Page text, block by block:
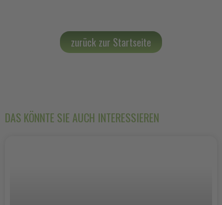
zurück zur Startseite
DAS KÖNNTE SIE AUCH INTERESSIEREN